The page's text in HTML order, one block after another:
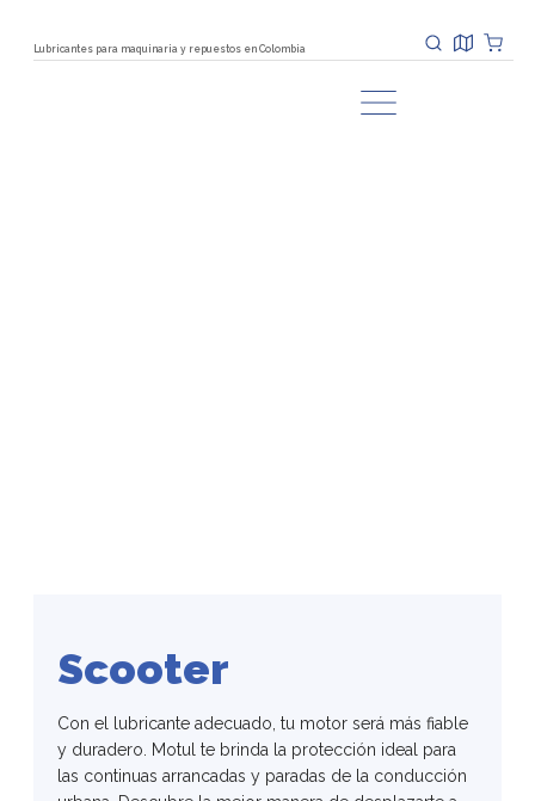
Lubricantes para maquinaria y repuestos en Colombia
Scooter
Con el lubricante adecuado, tu motor será más fiable
y duradero. Motul te brinda la protección ideal para
las continuas arrancadas y paradas de la conducción